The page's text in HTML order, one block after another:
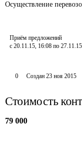
Осуществление
Приём предложений
с 20.11.15, 16:08 по
0 Создан 23 ноя 2015
Стоимость
79 000